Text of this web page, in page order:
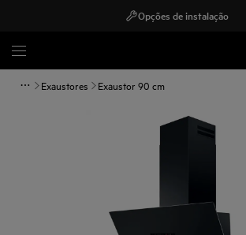
Opções de instalação
Exaustores Exaustor 90 cm